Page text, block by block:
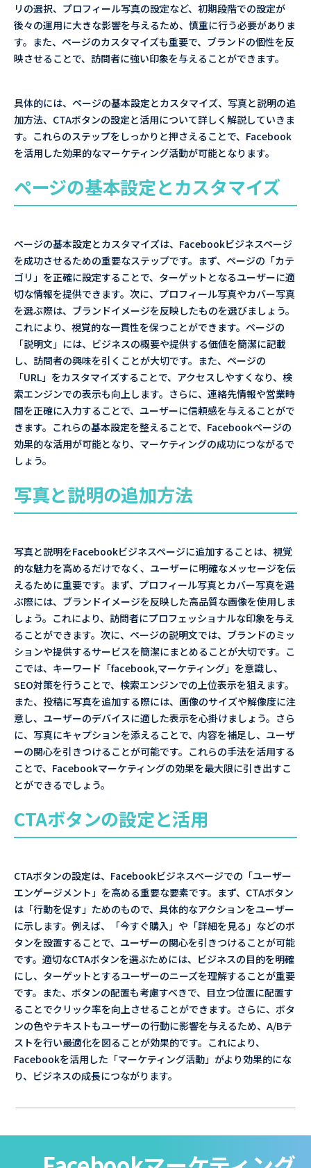
リの選択、プロフィール写真の設定など、初期段階での設定が
後々の運用に大きな影響を与えるため、慎重に行う必要がありま
す。また、ページのカスタマイズも重要で、ブランドの個性を反
映させることで、訪問者に強い印象を与えることができます。
具体的には、ページの基本設定とカスタマイズ、写真と説明の追
加方法、CTAボタンの設定と活用について詳しく解説していきま
す。これらのステップをしっかりと押さえることで、Facebook
を活用した効果的なマーケティング活動が可能となります。
ページの基本設定とカスタマイズ
ページの基本設定とカスタマイズは、Facebookビジネスページ
を成功させるための重要なステップです。まず、ページの「カテ
ゴリ」を正確に設定することで、ターゲットとなるユーザーに適
切な情報を提供できます。次に、プロフィール写真やカバー写真
を選ぶ際は、ブランドイメージを反映したものを選びましょう。
これにより、視覚的な一貫性を保つことができます。ページの
「説明文」には、ビジネスの概要や提供する価値を簡潔に記載
し、訪問者の興味を引くことが大切です。また、ページの
「URL」をカスタマイズすることで、アクセスしやすくなり、検
索エンジンでの表示も向上します。さらに、連絡先情報や営業時
間を正確に入力することで、ユーザーに信頼感を与えることがで
きます。これらの基本設定を整えることで、Facebookページの
効果的な活用が可能となり、マーケティングの成功につながるで
しょう。
写真と説明の追加方法
写真と説明をFacebookビジネスページに追加することは、視覚
的な魅力を高めるだけでなく、ユーザーに明確なメッセージを伝
えるために重要です。まず、プロフィール写真とカバー写真を選
ぶ際には、ブランドイメージを反映した高品質な画像を使用しま
しょう。これにより、訪問者にプロフェッショナルな印象を与え
ることができます。次に、ページの説明文では、ブランドのミッ
ションや提供するサービスを簡潔にまとめることが大切です。こ
こでは、キーワード「facebook,マーケティング」を意識し、
SEO対策を行うことで、検索エンジンでの上位表示を狙えます。
また、投稿に写真を追加する際には、画像のサイズや解像度に注
意し、ユーザーのデバイスに適した表示を心掛けましょう。さら
に、写真にキャプションを添えることで、内容を補足し、ユーザ
ーの関心を引きつけることが可能です。これらの手法を活用する
ことで、Facebookマーケティングの効果を最大限に引き出すこ
とができるでしょう。
CTAボタンの設定と活用
CTAボタンの設定は、Facebookビジネスページでの「ユーザー
エンゲージメント」を高める重要な要素です。まず、CTAボタン
は「行動を促す」ためのもので、具体的なアクションをユーザー
に示します。例えば、「今すぐ購入」や「詳細を見る」などのボ
タンを設置することで、ユーザーの関心を引きつけることが可能
です。適切なCTAボタンを選ぶためには、ビジネスの目的を明確
にし、ターゲットとするユーザーのニーズを理解することが重要
です。また、ボタンの配置も考慮すべきで、目立つ位置に配置す
ることでクリック率を向上させることができます。さらに、ボタ
ンの色やテキストもユーザーの行動に影響を与えるため、A/Bテ
ストを行い最適化を図ることが効果的です。これにより、
Facebookを活用した「マーケティング活動」がより効果的にな
り、ビジネスの成長につながります。